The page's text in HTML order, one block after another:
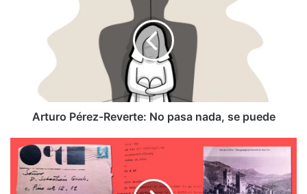
Arturo Pérez-Reverte: No pasa nada, se puede
archivo
que
desvela